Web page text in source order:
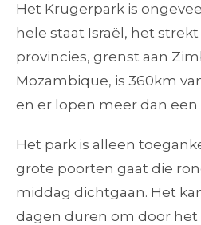
Het Krugerpark is
hele staat Israël, het
provincies, grenst aan
Mozambique, is 360km
en er lopen meer dan
Het park is alleen
grote poorten gaat die
middag dichtgaan. Het
dagen duren om door het